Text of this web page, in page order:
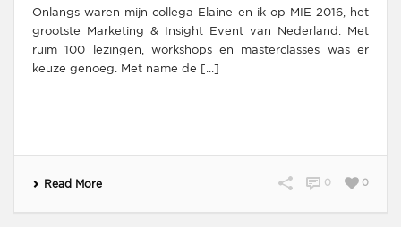
Onlangs waren mijn collega Elaine en ik op MIE 2016, het
grootste Marketing & Insight Event van Nederland. Met
ruim 100 lezingen, workshops en masterclasses was er
keuze genoeg. Met name de [...]
Read More 0
0